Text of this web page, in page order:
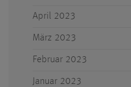
April 2023
März 2023
Februar 2023
Januar 2023